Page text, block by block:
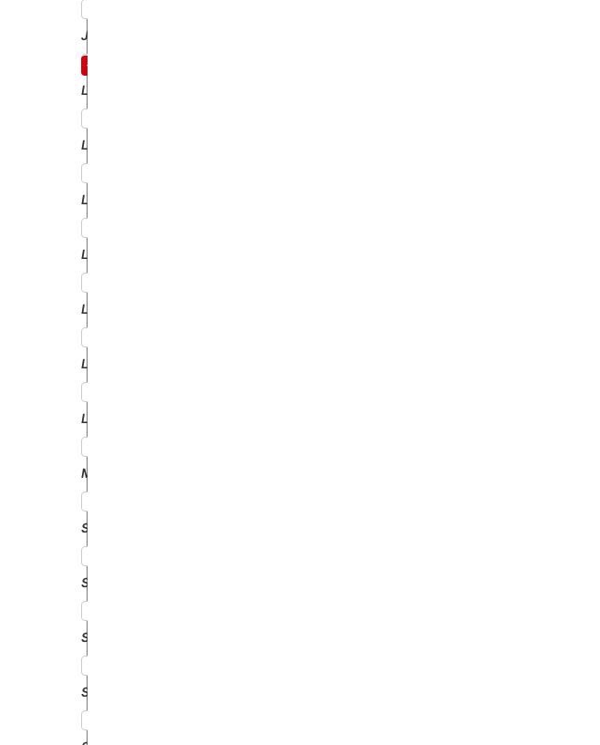
JAGUAR95
LASER100
LASER110
LASER130
LASER150
LASER90
LEOPARD85
LEOPARD90
MINITAURO60
SATURNO80
SILVER100
SILVER105
SILVER110